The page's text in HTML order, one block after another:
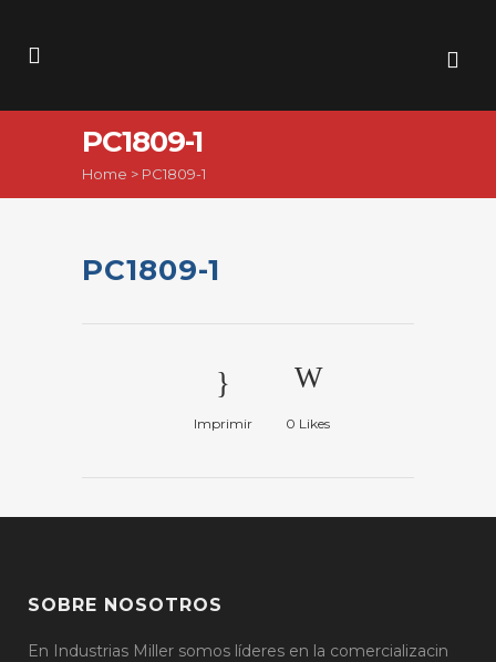
PC1809-1
Home > PC1809-1
PC1809-1
Imprimir 0 Likes
SOBRE NOSOTROS
En Industrias Miller somos líderes en la comercializacin